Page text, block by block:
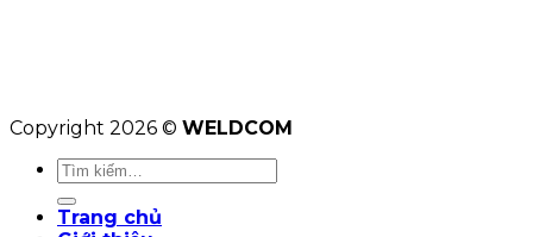
Copyright 2026 © WELDCOM
Tìm
kiếm:
Trang chủ